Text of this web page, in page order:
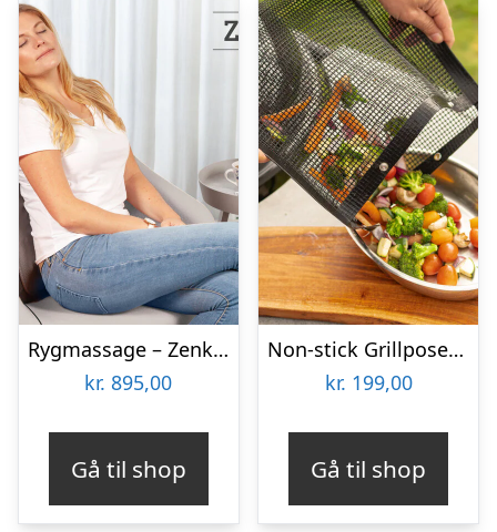
Rygmassage – Zenkuru
kr. 895,00
Gå til shop
Non-stick Grillposer 2-pak – KitchPro
kr. 199,00
Gå til shop